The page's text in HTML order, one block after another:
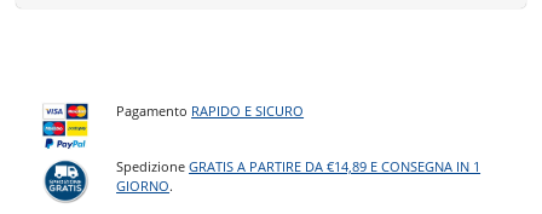
Pagamento RAPIDO E SICURO
SpedizioneGRATIS A PARTIRE DA €14,89 E CONSEGNA IN 1
GIORNO.